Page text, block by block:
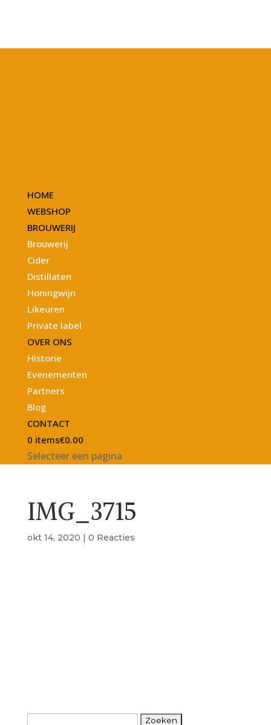
HOME
WEBSHOP
BROUWERIJ
Brouwerij
Cider
Distillaten
Honingwijn
Likeuren
Private label
OVER ONS
Historie
Evenementen
Partners
Blog
CONTACT
0 items€0.00
Selecteer een pagina
IMG_3715
okt 14, 2020 | 0 Reacties